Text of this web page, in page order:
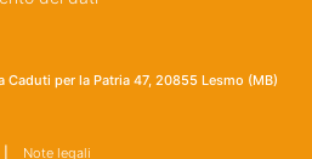
per la Patria 47, 20855 Lesmo (MB)
Note legali